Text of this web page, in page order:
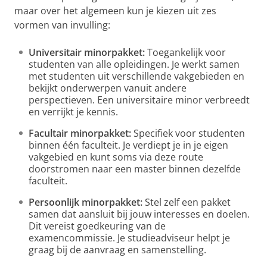
maar over het algemeen kun je kiezen uit zes
vormen van invulling:
Universitair minorpakket:Toegankelijk voor
studenten van alle opleidingen. Je werkt samen
met studenten uit verschillende vakgebieden en
bekijkt onderwerpen vanuit andere
perspectieven. Een universitaire minor verbreedt
en verrijkt je kennis.
Facultair minorpakket:Specifiek voor studenten
binnen één faculteit. Je verdiept je in je eigen
vakgebied en kunt soms via deze route
doorstromen naar een master binnen dezelfde
faculteit.
Persoonlijk minorpakket:Stel zelf een pakket
samen dat aansluit bij jouw interesses en doelen.
Dit vereist goedkeuring van de
examencommissie. Je studieadviseur helpt je
graag bij de aanvraag en samenstelling.